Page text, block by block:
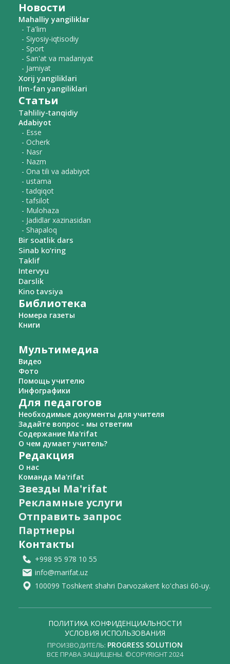
Новости
Mahalliy yangiliklar
- Ta'lim
- Siyosiy-iqtisodiy
- Sport
- San'at va madaniyat
- Jamiyat
Xorij yangiliklari
Ilm-fan yangiliklari
Статьи
Tahliliy-tanqidiy
Adabiyot
- Esse
- Ocherk
- Nasr
- Nazm
- Ona tili va adabiyot
- ustama
- tadqiqot
- tafsilot
- Mulohaza
- Jadidlar xazinasidan
- Shapaloq
Bir soatlik dars
Sinab ko‘ring
Taklif
Intervyu
Darslik
Kino tavsiya
Библиотека
Номера газеты
Книги
Мультимедиа
Видео
Фото
Помощь учителю
Инфографики
Для педагогов
Необходимые документы для учителя
Задайте вопрос - мы ответим
Содержание Ma'rifat
О чем думает учитель?
Редакция
О нас
Команда Ma'rifat
Звезды Ma'rifat
Рекламные услуги
Отправить запрос
Партнеры
Контакты
+998 95 978 10 55
info@marifat.uz
100099 Toshkent shahri Darvozakent ko'chasi 60-uy.
ВСЕ ПРАВА ЗАЩИЩЕНЫ. ©COPYRIGHT 2024
ПРОИЗВОДИТЕЛЬ: PROGRESS SOLUTION
ПОЛИТИКА КОНФИДЕНЦИАЛЬНОСТИ
УСЛОВИЯ ИСПОЛЬЗОВАНИЯ